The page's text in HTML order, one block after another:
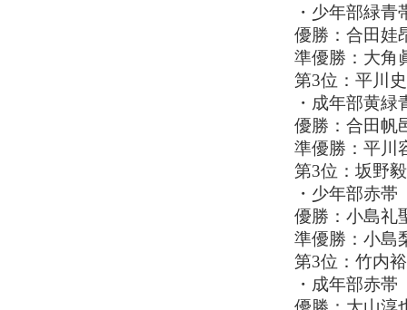
・少年部緑
優勝：合田娃
準優勝：大角
第3位：平川
・成年部黄
優勝：合田帆
準優勝：平川
第3位：坂野毅
・少年部赤帯
優勝：小島礼
準優勝：小島
第3位：竹内
・成年部赤帯